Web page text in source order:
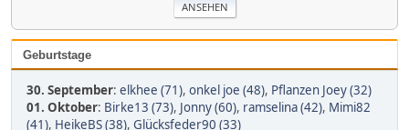
Geburtstage
30. September: elkhee (71), onkel joe (48), Pflanzen Joey (32)
01. Oktober: Birke13 (73), Jonny (60), ramselina (42), Mimi82
(41), HeikeBS (38), Glücksfeder90 (33)